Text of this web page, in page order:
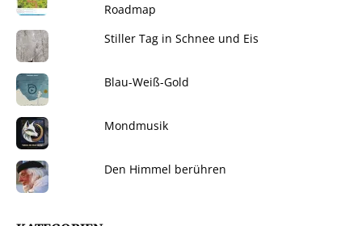
Roadmap
Stiller Tag in Schnee und Eis
Blau-Weiß-Gold
Mondmusik
Den Himmel berühren